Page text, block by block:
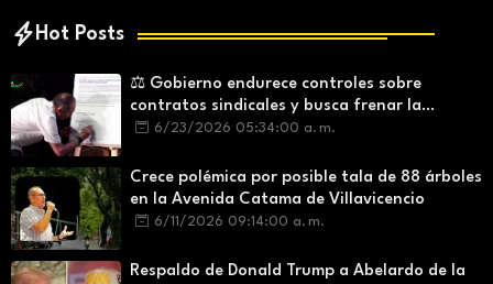
Hot Posts
⚖️ Gobierno endurece controles sobre
contratos sindicales y busca frenar la
intermediación laboral ilegal
6/23/2026 05:34:00 a. m.
Crece polémica por posible tala de 88 árboles
en la Avenida Catama de Villavicencio
6/11/2026 09:14:00 a. m.
Respaldo de Donald Trump a Abelardo de la